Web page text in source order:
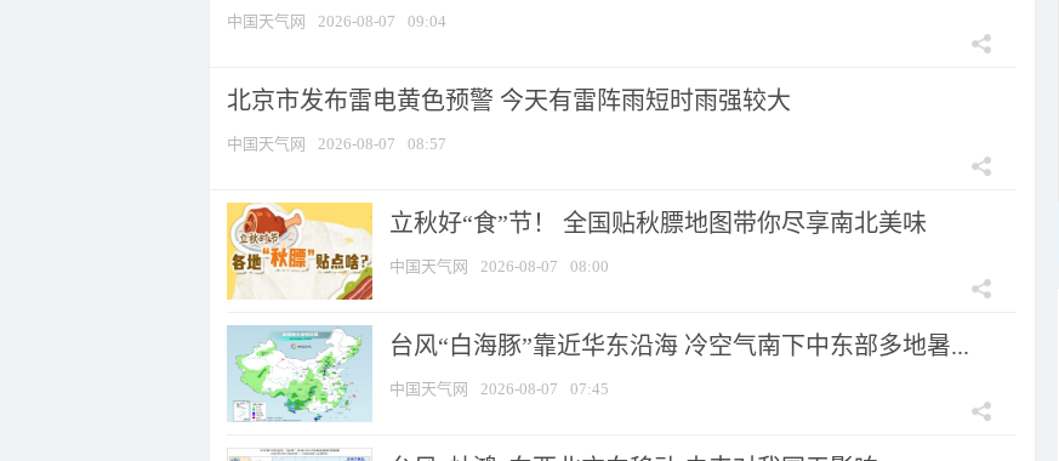
中国天气网 2026-08-07 09:04
北京市发布雷电黄色预警 今天有雷阵雨短时雨强较大
中国天气网 2026-08-07 08:57
立秋好“食”节！ 全国贴秋膘地图带你尽享南北美味
中国天气网 2026-08-07 08:00
台风“白海豚”靠近华东沿海 冷空气南下中东部多地暑...
中国天气网 2026-08-07 07:45